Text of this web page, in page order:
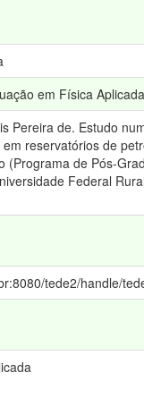
em Física Aplicada
Pereira de. Estudo
reservatórios de
(Programa de Pós-
Federal
tede2/handle/